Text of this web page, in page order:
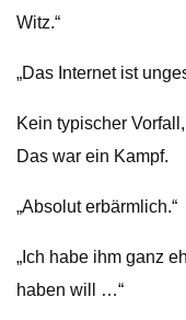
Witz.“
„Das Internet ist
Kein typischer
Das war ein Kampf.
„Absolut erbärmlich.“
„Ich habe ihm ganz
haben will …“